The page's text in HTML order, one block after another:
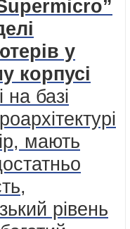
у
корпусі
базі
мають
рівень